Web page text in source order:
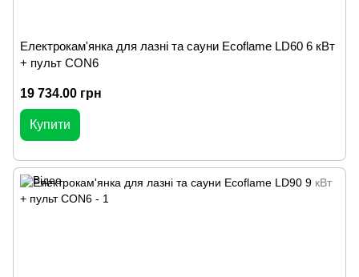
Електрокам'янка для лазні та сауни Ecoflame LD60 6 кВт
+ пульт CON6
19 734.00 грн
Купити